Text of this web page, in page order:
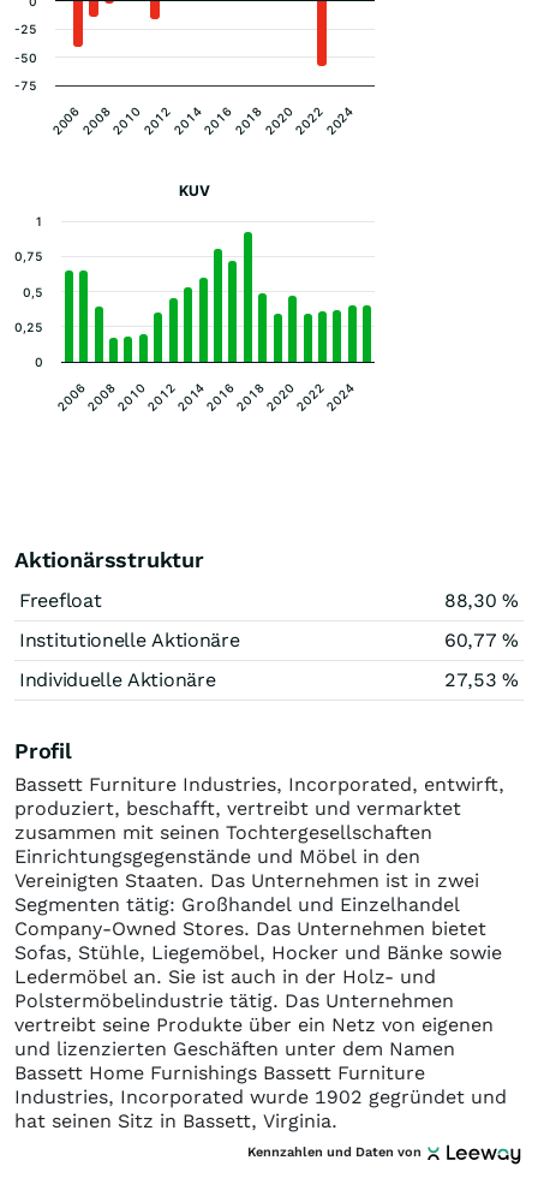
2006200820102012201420162018202020222024
-75
-50
-25
KUV
2006200820102012201420162018202020222024
0
1
0,25
0,5
0,75
Aktionärsstruktur
Freefloat
88,30 %
Institutionelle Aktionäre
60,77 %
Individuelle Aktionäre
27,53 %
Profil
Bassett Furniture Industries, Incorporated, entwirft,
produziert, beschafft, vertreibt und vermarktet
zusammen mit seinen Tochtergesellschaften
Einrichtungsgegenstände und Möbel in den
Vereinigten Staaten. Das Unternehmen ist in zwei
Segmenten tätig: Großhandel und Einzelhandel
Company-Owned Stores. Das Unternehmen bietet
Sofas, Stühle, Liegemöbel, Hocker und Bänke sowie
Ledermöbel an. Sie ist auch in der Holz- und
Polstermöbelindustrie tätig. Das Unternehmen
vertreibt seine Produkte über ein Netz von eigenen
und lizenzierten Geschäften unter dem Namen
Bassett Home Furnishings Bassett Furniture
Industries, Incorporated wurde 1902 gegründet und
hat seinen Sitz in Bassett, Virginia.
Kennzahlen und Daten von